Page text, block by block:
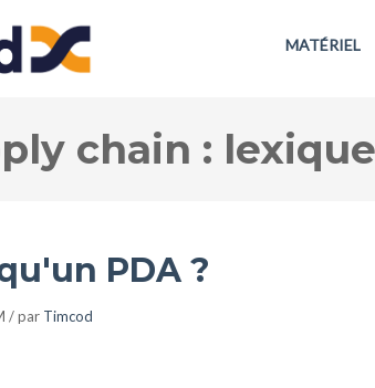
MATÉRIEL
chain :
PDA ?
/ par Timcod